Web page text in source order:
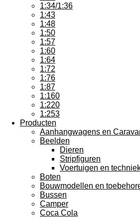
1:34/1:36
1:43
1:48
1:50
1:57
1:60
1:64
1:72
1:76
1:87
1:160
1:220
1:253
Producten
Aanhangwagens en
Beelden
Dieren
Stripfiguren
Voertuigen en
Boten
Bouwmodellen en
Bussen
Camper
Coca Cola